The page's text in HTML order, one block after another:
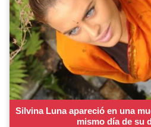
Silvina Luna apareció en una
mismo día de su